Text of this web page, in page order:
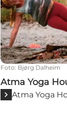
Foto: Bjørg Dalheim
Atma Yoga
Atma Yoga